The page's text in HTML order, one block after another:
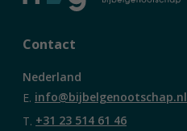
Contact
Nederland
E. info@bijbelgenootschap.nl
T. +31 23 514 61 46